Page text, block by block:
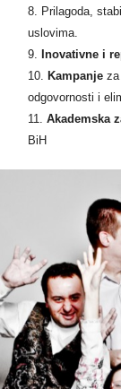
Prilagoda,
uslovima.
Inovativne i
Kampanje
odgovornosti i
Akademska
BiH